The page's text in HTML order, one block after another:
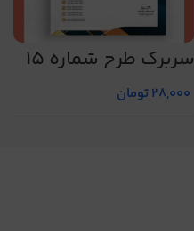
سربرگ طرح شماره 15
28,000تومان